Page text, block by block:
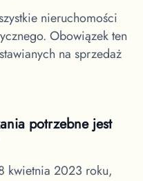
nieruchomości
Obowiązek ten
na sprzedaż
potrzebne jest
kwietnia 2023 roku,